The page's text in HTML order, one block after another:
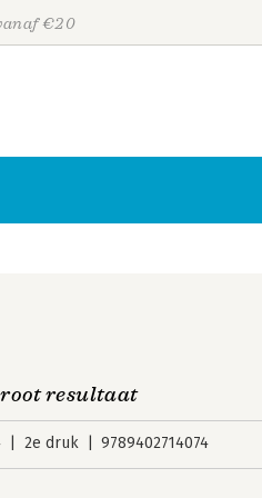
€20
resultaat
2e druk 9789402714074
Personen